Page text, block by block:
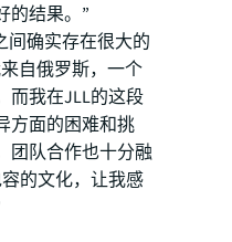
的结果。”
间确实存在很大的
自俄罗斯，一个
而我在JLL的这段
方面的困难和挑
团队合作也十分融
的文化，让我感